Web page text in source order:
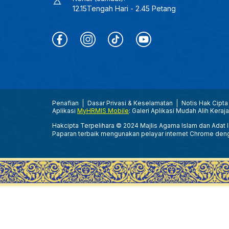
12.15Tengah Hari - 2.45 Petang
Penafian Dasar Privasi & Keselamatan
Notis Hak Cipta
Aplikasi MyHRMIS Mobile: Galeri Aplikasi Mudah Alih
Hakcipta Terpelihara © 2024 Majlis Agama Islam dan Adat
Paparan terbaik mengunakan pelayar internet Chrome